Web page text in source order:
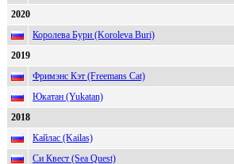
2020
Королева Бури (Koroleva Buri)
2019
Фримэнс Кэт (Freemans Cat)
Юкатан (Yukatan)
2018
Кайлас (Kailas)
Си Квест (Sea Quest)